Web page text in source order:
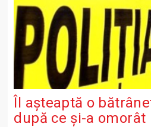
Îl așteaptă o
după ce și-a omorât